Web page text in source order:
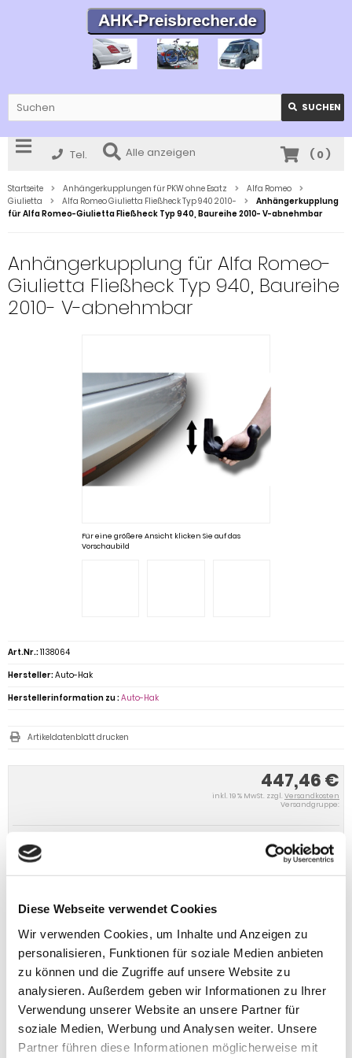
Diese Webseite verwendet Cookies
Wir verwenden Cookies, um Inhalte und Anzeigen zu
personalisieren, Funktionen für soziale Medien anbieten
zu können und die Zugriffe auf unsere Website zu
analysieren. Außerdem geben wir Informationen zu Ihrer
Verwendung unserer Website an unsere Partner für
soziale Medien, Werbung und Analysen weiter. Unsere
Partner führen diese Informationen möglicherweise mit
SUCHEN
Tel. Alle anzeigen ( 0)
Startseite Anhängerkupplungen für PKW ohne Esatz
Alfa Romeo
Giulietta
Alfa Romeo Giulietta Fließheck Typ 940 2010-
Anhängerkupplung
für Alfa Romeo-Giulietta Fließheck Typ 940, Baureihe 2010- V-abnehmbar
Anhängerkupplung für Alfa Romeo-
Giulietta Fließheck Typ 940, Baureihe
2010- V-abnehmbar
Für eine größere Ansicht klicken Sie auf das
Vorschaubild
447,46 €
inkl. 19 % MwSt. zzgl. Versandkosten
Versandgruppe:
IN DEN WARENKORB
Art.Nr.:1138064
Hersteller:Auto-Hak
Herstellerinformation zu :Auto-Hak
Artikeldatenblatt drucken